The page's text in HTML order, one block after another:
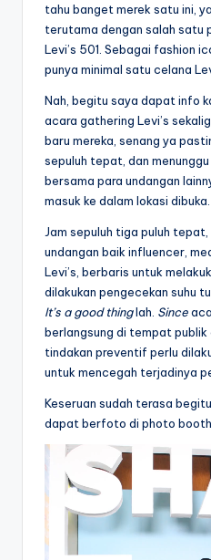
tahu banget merek satu ini,
terutama dengan salah satu
Levi’s 501. Sebagai fashion
punya minimal satu celana
Nah, begitu saya dapat info
acara gathering Levi’s
baru mereka, senang ya
sepuluh tepat, dan
bersama para undangan
masuk ke dalam lokasi dibuka.
Jam sepuluh tiga puluh
undangan baik influencer,
Levi’s, berbaris untuk
dilakukan pengecekan suhu
It’s a good thinglah. Since
berlangsung di tempat publik
tindakan preventif perlu
untuk mencegah terjadinya
Keseruan sudah terasa
dapat berfoto di photo booth
V
i
d
e
o